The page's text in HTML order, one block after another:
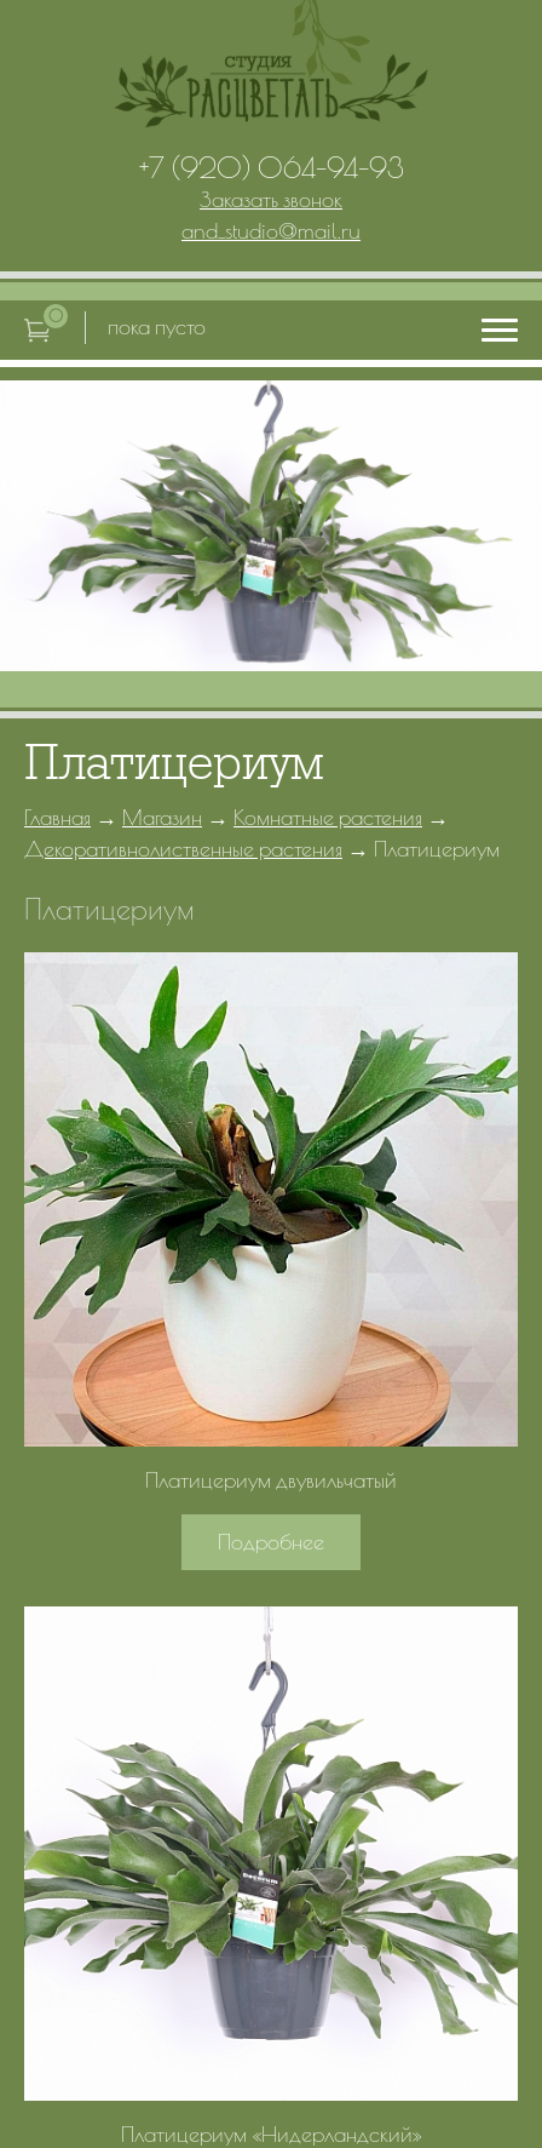
Платицериум
Главная → Магазин → Комнатные растения →
Декоративнолиственные растения → Платицериум
Платицериум
Платицериум двувильчатый
Подробнее
Платицериум «Нидерландский»
+7 (920) 064-94-93
Заказать звонок
and_studio@mail.ru
0 пока пусто
Главная
Услуги
Портфолио
Цены
Контакты